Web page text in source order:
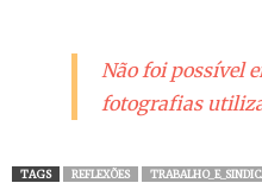
Não foi possível
fotografias
TAGS REFLEXÕES